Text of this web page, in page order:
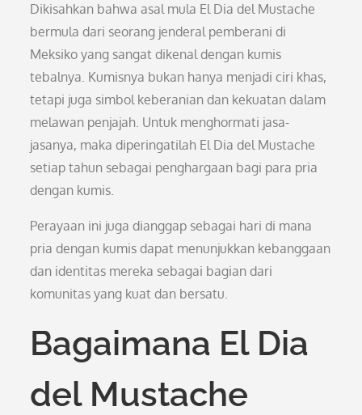
Dikisahkan bahwa asal mula El Dia del Mustache
bermula dari seorang jenderal pemberani di
Meksiko yang sangat dikenal dengan kumis
tebalnya. Kumisnya bukan hanya menjadi ciri khas,
tetapi juga simbol keberanian dan kekuatan dalam
melawan penjajah. Untuk menghormati jasa-
jasanya, maka diperingatilah El Dia del Mustache
setiap tahun sebagai penghargaan bagi para pria
dengan kumis.
Perayaan ini juga dianggap sebagai hari di mana
pria dengan kumis dapat menunjukkan kebanggaan
dan identitas mereka sebagai bagian dari
komunitas yang kuat dan bersatu.
Bagaimana El Dia
del Mustache